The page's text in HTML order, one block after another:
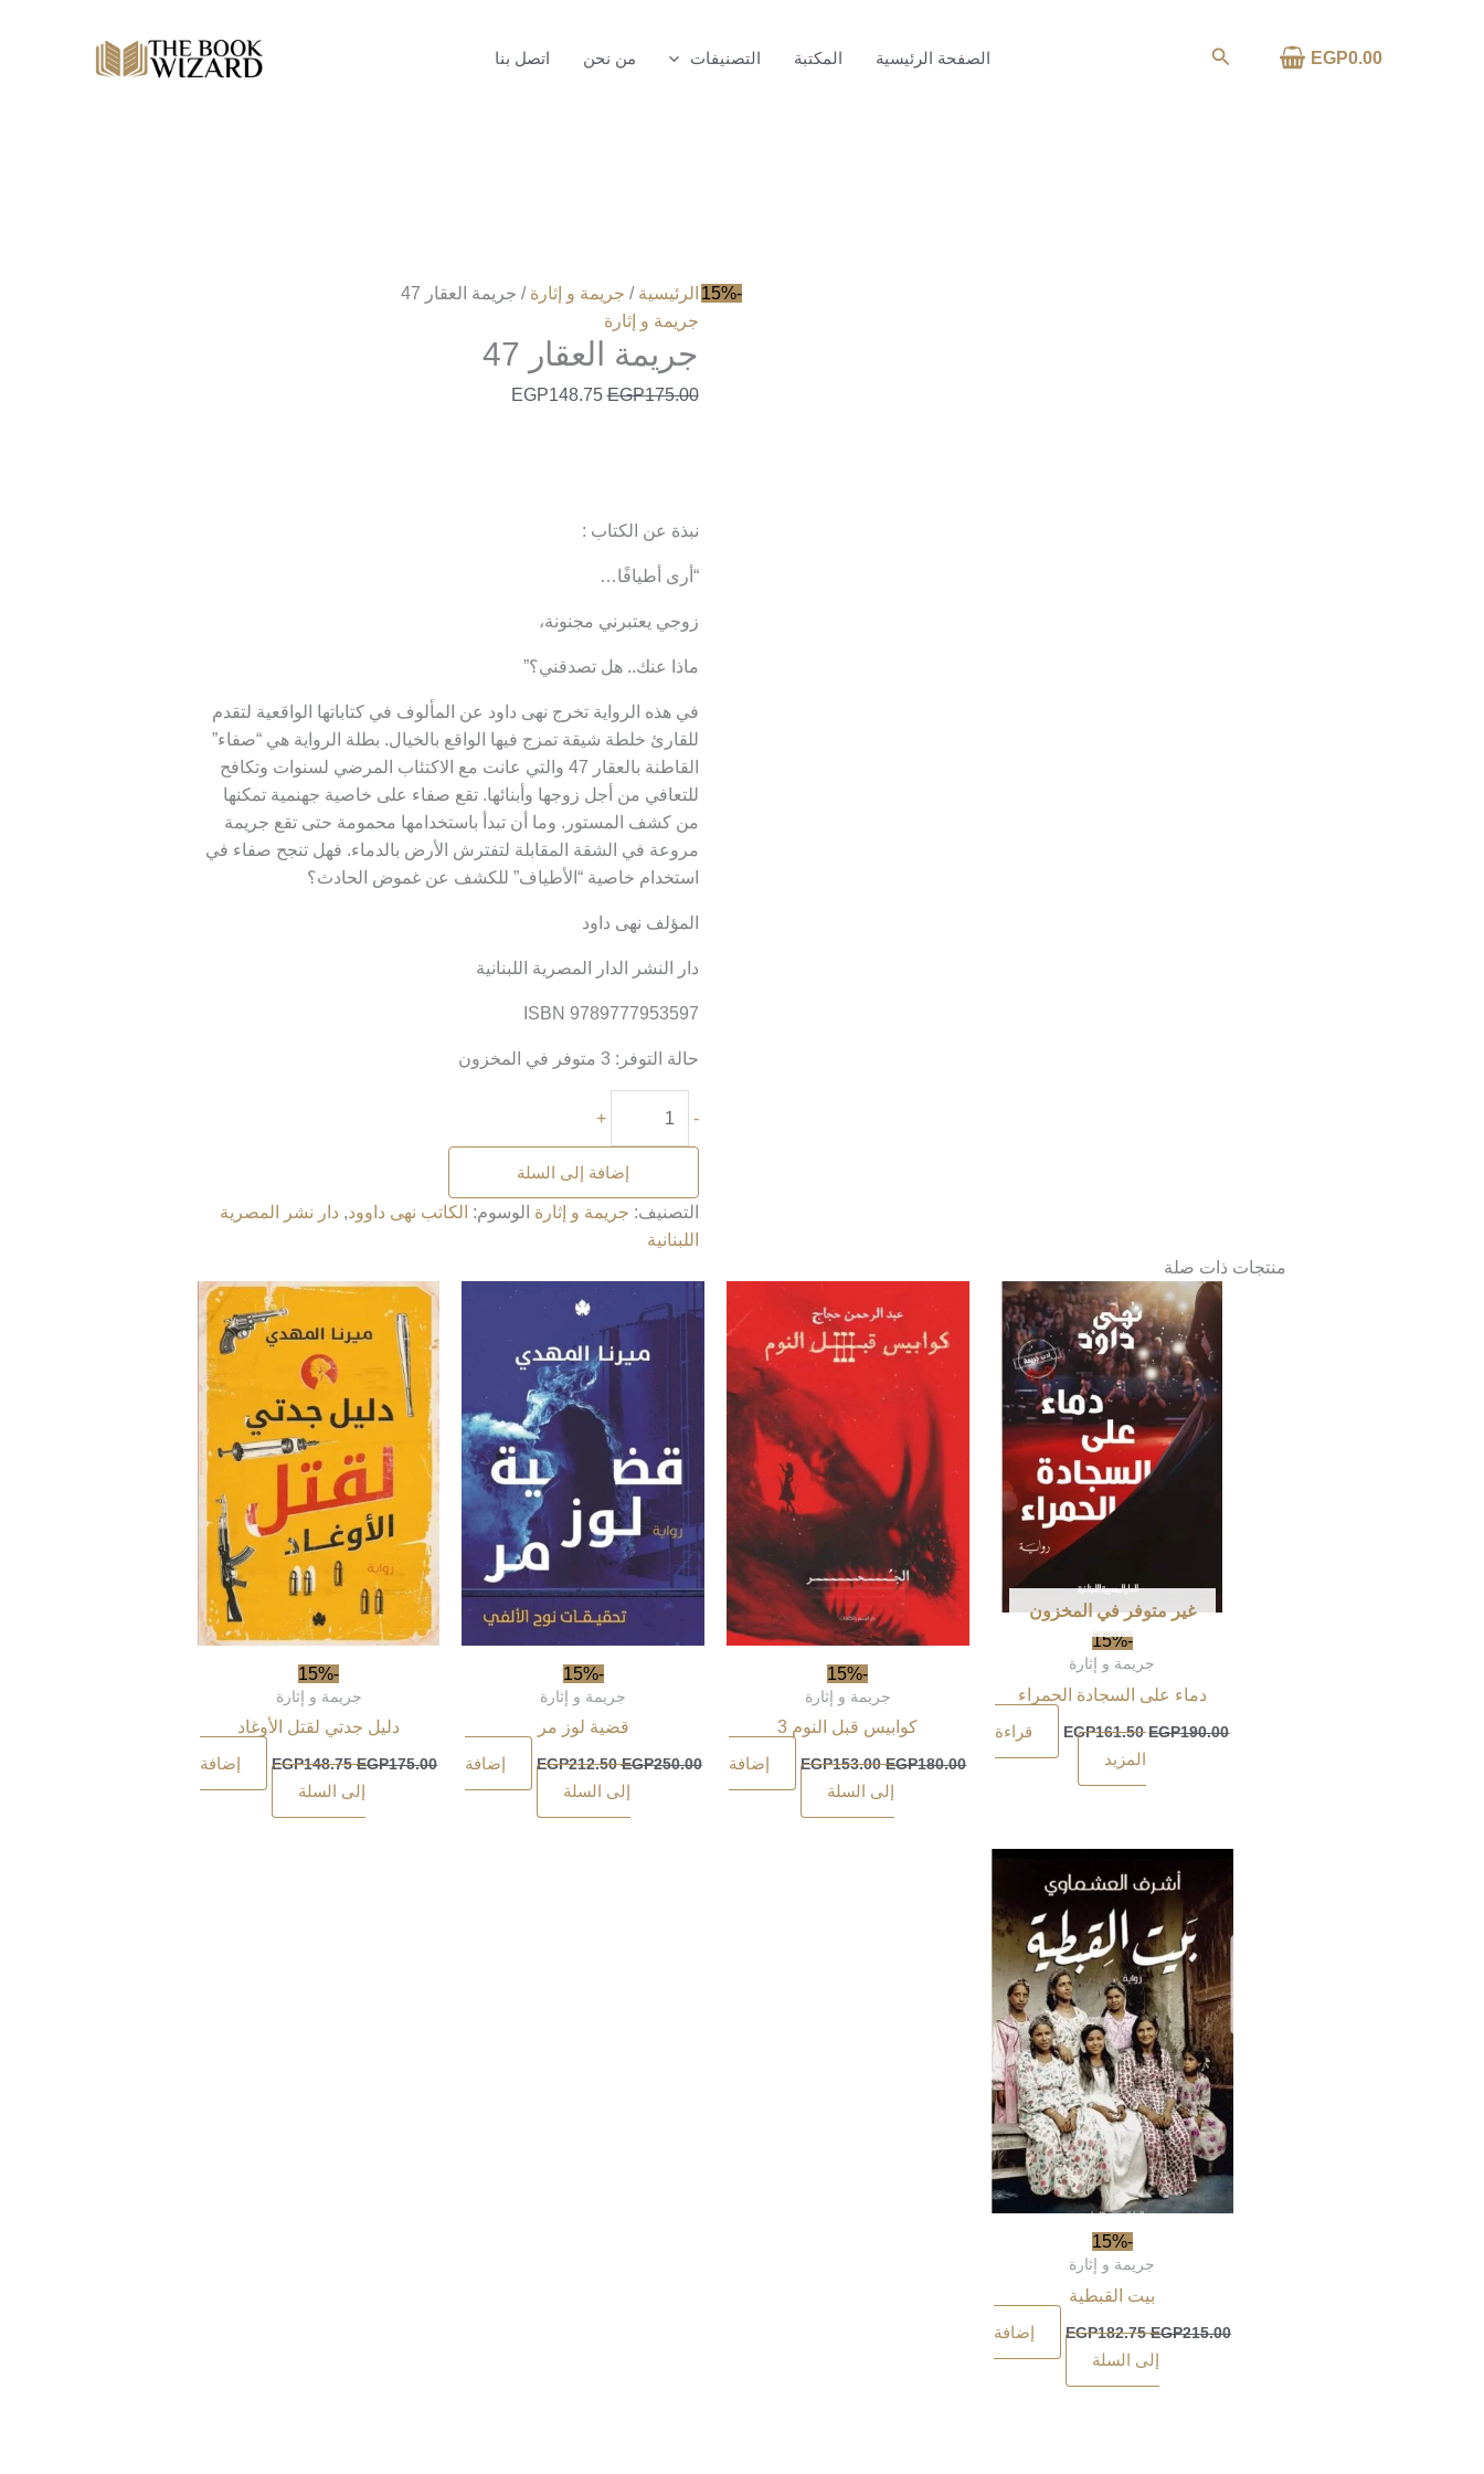
EGP0.00 البحث الصفحة الرئيسية المكتبة التصنيفات من نحن اتصل بنا
-15% الرئيسية / جريمة و إثارة / جريمة العقار 47
جريمة و إثارة
جريمة العقار 47
EGP175.00
EGP148.75
نبذة عن الكتاب :
“أرى أطيافًا…
زوجي يعتبرني مجنونة،
ماذا عنك.. هل تصدقني؟”
في هذه الرواية تخرج نهى داود عن المألوف في كتاباتها الواقعية لتقدم
للقارئ خلطة شيقة تمزج فيها الواقع بالخيال. بطلة الرواية هي “صفاء”
القاطنة بالعقار 47 والتي عانت مع الاكتئاب المرضي لسنوات وتكافح
للتعافي من أجل زوجها وأبنائها. تقع صفاء على خاصية جهنمية تمكنها
من كشف المستور. وما أن تبدأ باستخدامها محمومة حتى تقع جريمة
مروعة في الشقة المقابلة لتفترش الأرض بالدماء. فهل تنجح صفاء في
استخدام خاصية “الأطياف” للكشف عن غموض الحادث؟
المؤلف نهى داود
دار النشر الدار المصرية اللبنانية
ISBN 9789777953597
حالة التوفر: 3 متوفر في المخزون
-
العقار
+
إضافة إلى السلة
التصنيف: جريمة و إثارة الوسوم: الكاتب نهى داوود, دار نشر المصرية
اللبنانية
منتجات ذات صلة
-15%
غير متوفر في المخزون
جريمة و إثارة
دماء على السجادة الحمراء
EGP190.00
EGP161.50
قراءة
المزيد
-15%
جريمة و إثارة
كوابيس قبل النوم 3
EGP180.00
EGP153.00
إضافة
إلى السلة
-15%
جريمة و إثارة
قضية لوز مر
EGP250.00
EGP212.50
إضافة
إلى السلة
-15%
جريمة و إثارة
دليل جدتي لقتل الأوغاد
EGP175.00
EGP148.75
إضافة
إلى السلة
-15%
جريمة و إثارة
بيت القبطية
EGP215.00
EGP182.75
إضافة
إلى السلة